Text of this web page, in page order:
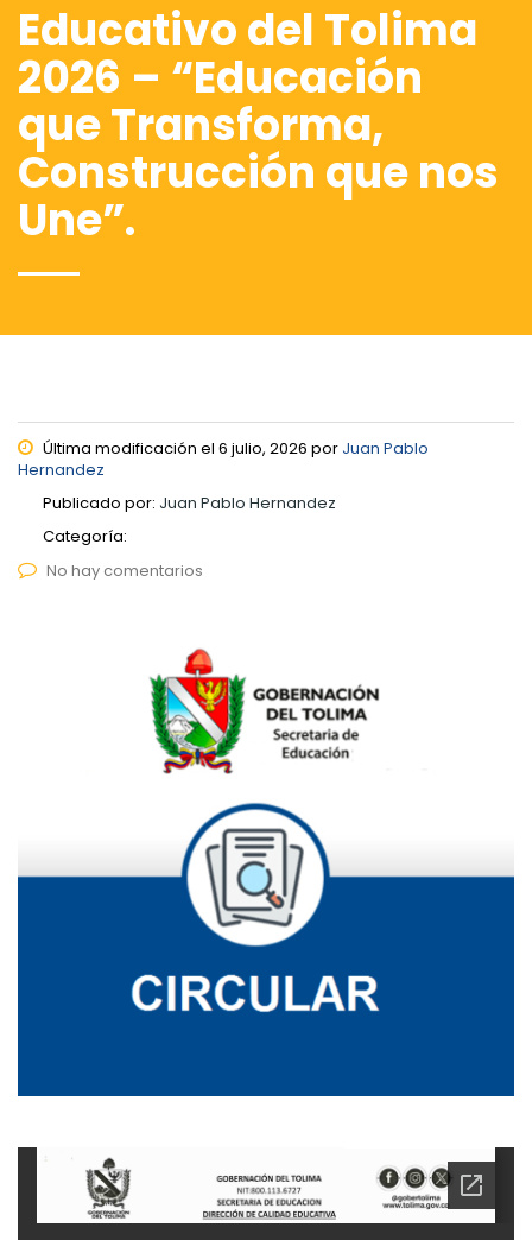
Educativo del Tolima
2026 – “Educación
que Transforma,
Construcción que nos
Une”.
Última modificación el 6 julio, 2026 por Juan Pablo
Hernandez
Publicado por: Juan Pablo Hernandez
Categoría:
No hay comentarios